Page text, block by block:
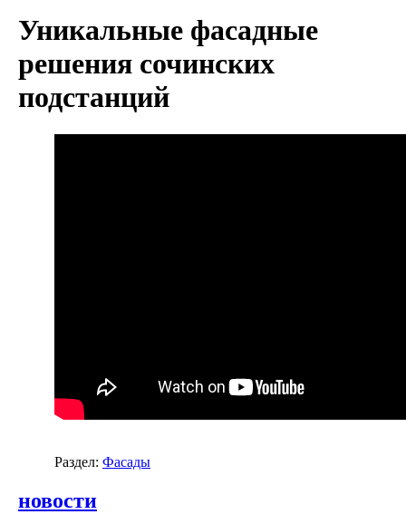
Уникальные фасадные
решения сочинских
подстанций
Раздел: Фасады
новости